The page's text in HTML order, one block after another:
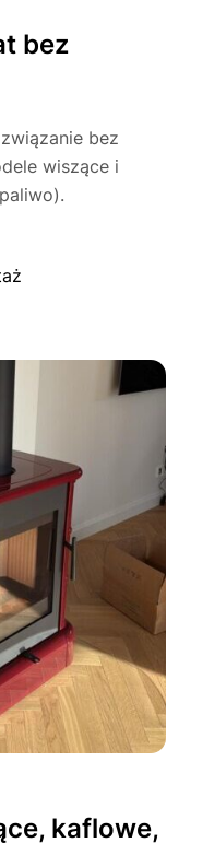
bez
bez
wiszące i
kaflowe,